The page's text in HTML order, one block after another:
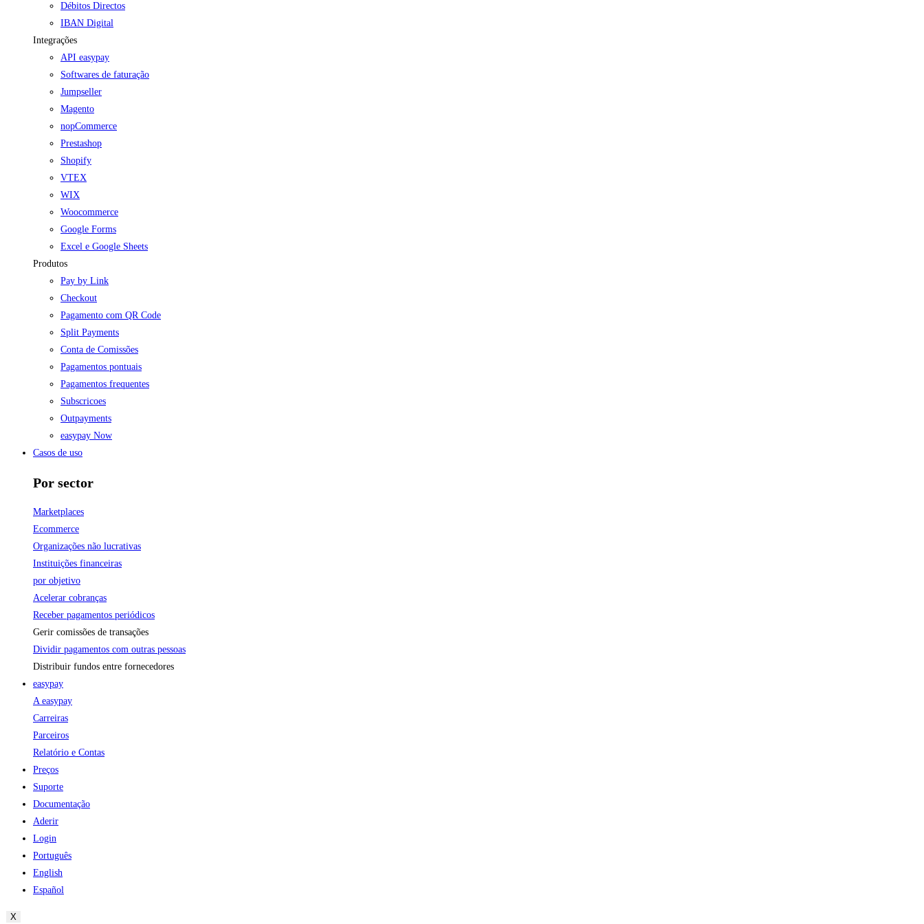
Débitos Directos
IBAN Digital
Integrações
API easypay
Softwares de faturação
Jumpseller
Magento
nopCommerce
Prestashop
Shopify
VTEX
WIX
Woocommerce
Google Forms
Excel e Google Sheets
Produtos
Pay by Link
Checkout
Pagamento com QR Code
Split Payments
Conta de Comissões
Pagamentos pontuais
Pagamentos frequentes
Subscricoes
Outpayments
easypay Now
Casos de uso
Por sector
Marketplaces
Ecommerce
Organizações não lucrativas
Instituições financeiras
por objetivo
Acelerar cobranças
Receber pagamentos periódicos
Gerir comissões de transações
Dividir pagamentos com outras pessoas
Distribuir fundos entre fornecedores
easypay
A easypay
Carreiras
Parceiros
Relatório e Contas
Preços
Suporte
Documentação
Aderir
Login
Português
English
Español
X